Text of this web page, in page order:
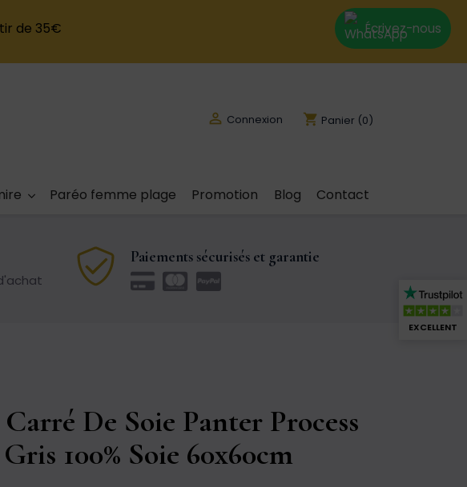
EXCELLENT
de 35€ Écrivez-nous
 Connexion shopping_cart Panier (0)
Paréo femme plage Promotion Blog Contact
Paiements sécurisés et garantie
De Soie Panter Process
100% Soie 60x60cm